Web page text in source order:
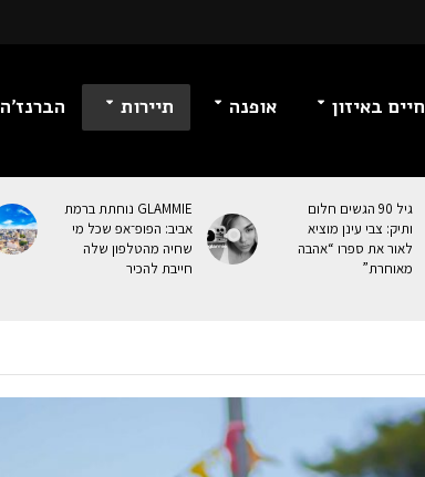
חיים באיזון אופנה תיירות הברנז’ה
גיל 90 הגשים חלום
ותיק: צבי עינן מוציא
לאור את ספרו “אהבה
מאוחרת”
GLAMMIE נוחתת ברמת
אביב: הפופ־אפ שכל מי
שחיה מהטלפון שלה
חייבת להכיר